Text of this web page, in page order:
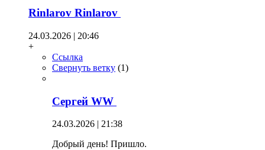
Rinlarov Rinlarov
24.03.2026 | 20:46
+
Ссылка
Свернуть ветку (1)
Сергей WW
24.03.2026 | 21:38
Добрый день! Пришло.